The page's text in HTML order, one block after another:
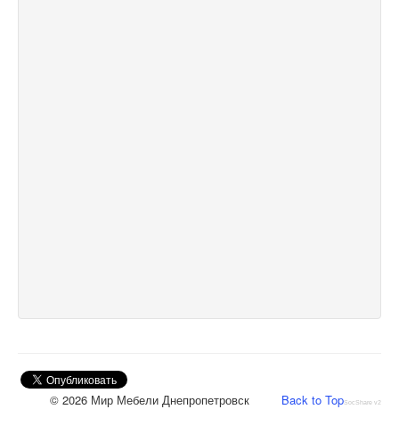
SocShare v2
Back to Top
© 2026 Мир Мебели Днепропетровск